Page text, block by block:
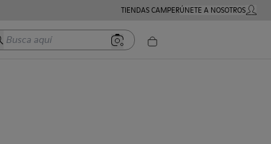
TIENDAS CAMPERÚNETE A NOSOTROSMI
aquí